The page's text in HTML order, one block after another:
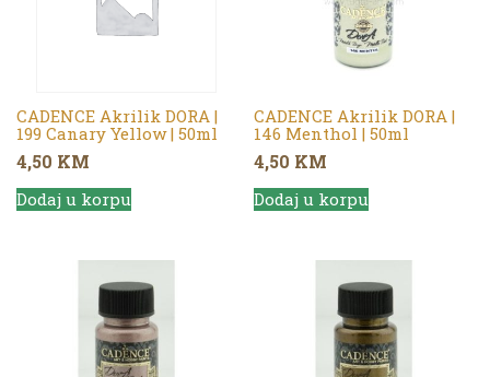
CADENCE Akrilik DORA |
199 Canary Yellow | 50ml
4,50 KM
Dodaj u korpu
CADENCE Akrilik DORA |
146 Menthol | 50ml
4,50 KM
Dodaj u korpu